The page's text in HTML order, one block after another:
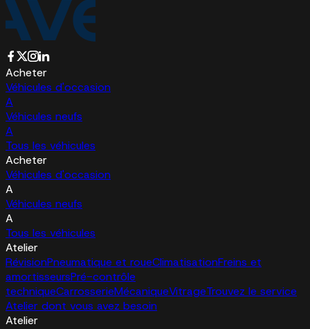
Acheter
Véhicules d'occasion
A
Véhicules neufs
A
Tous les véhicules
Acheter
Véhicules d'occasion
A
Véhicules neufs
A
Tous les véhicules
Atelier
RévisionPneumatique et roueClimatisationFreins et
amortisseursPré-contrôle
techniqueCarrosserieMécaniqueVitrageTrouvez le service
Atelier dont vous avez besoin
Atelier